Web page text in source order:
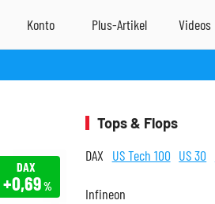
DAX
+0,69%
Tops & Flops
DAX US Tech 100 US 30
Infineon